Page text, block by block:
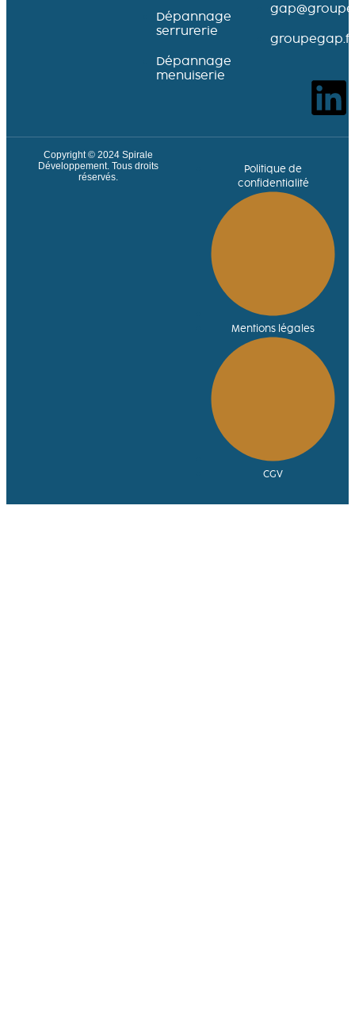
Dépannage
serrurerie
Dépannage
menuiserie
groupegap.fr
Copyright © 2024 Spirale
Développement. Tous droits
réservés.
Politique de
confidentialité
Mentions légales
CGV